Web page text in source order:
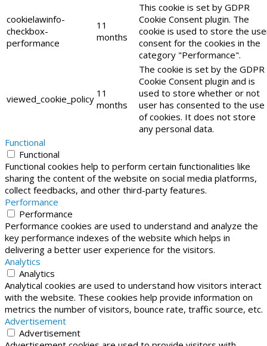
cookielawinfo-
checkbox-
performance
11
months
This cookie is set by GDPR
Cookie Consent plugin. The
cookie is used to store the
consent for the cookies in the
category "Performance".
viewed_cookie_policy 11
months
The cookie is set by the GDPR
Cookie Consent plugin and is
used to store whether or not
user has consented to the use
of cookies. It does not store
any personal data.
Functional
Functional
Functional cookies help to perform certain functionalities like
sharing the content of the website on social media platforms,
collect feedbacks, and other third-party features.
Performance
Performance
Performance cookies are used to understand and analyze the
key performance indexes of the website which helps in
delivering a better user experience for the visitors.
Analytics
Analytics
Analytical cookies are used to understand how visitors interact
with the website. These cookies help provide information on
metrics the number of visitors, bounce rate, traffic source, etc.
Advertisement
Advertisement